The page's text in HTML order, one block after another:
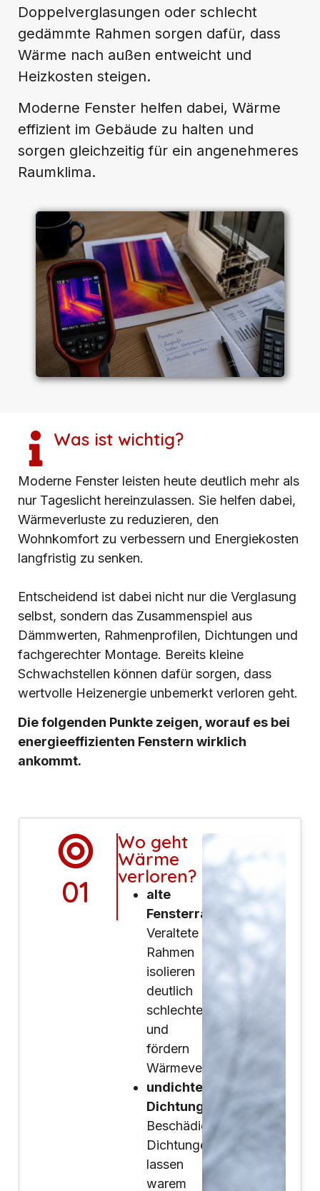
Doppelverglasungen oder schlecht
gedämmte Rahmen sorgen dafür, dass
Wärme nach außen entweicht und
Heizkosten steigen.
Moderne Fenster helfen dabei, Wärme
effizient im Gebäude zu halten und
sorgen gleichzeitig für ein angenehmeres
Raumklima.
Was ist wichtig?
Moderne Fenster leisten heute deutlich mehr als
nur Tageslicht hereinzulassen. Sie helfen dabei,
Wärmeverluste zu reduzieren, den
Wohnkomfort zu verbessern und Energiekosten
langfristig zu senken.
Entscheidend ist dabei nicht nur die Verglasung
selbst, sondern das Zusammenspiel aus
Dämmwerten, Rahmenprofilen, Dichtungen und
fachgerechter Montage. Bereits kleine
Schwachstellen können dafür sorgen, dass
wertvolle Heizenergie unbemerkt verloren geht.
Die folgenden Punkte zeigen, worauf es bei
energieeffizienten Fenstern wirklich
ankommt.
01
Wo geht
Wärme
verloren?
alte
Fensterrahmen:
Veraltete
Rahmen
isolieren
deutlich
schlechter
und
fördern
Wärmeverluste
undichte
Dichtungen:
Beschädigte
Dichtungen
lassen
warem